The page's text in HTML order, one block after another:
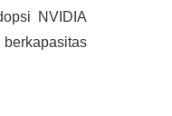
NVIDIA